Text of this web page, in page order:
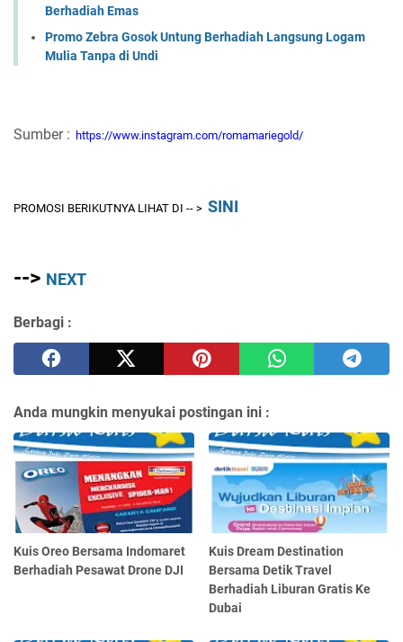
Berhadiah Emas
Promo Zebra Gosok Untung Berhadiah Langsung Logam
Mulia Tanpa di Undi
Sumber : https://www.instagram.com/romamariegold/
PROMOSI BERIKUTNYA LIHAT DI -- > SINI
--> NEXT
Berbagi :
Anda mungkin menyukai postingan ini :
Kuis Oreo Bersama Indomaret
Berhadiah Pesawat Drone DJI
Kuis Dream Destination
Bersama Detik Travel
Berhadiah Liburan Gratis Ke
Dubai